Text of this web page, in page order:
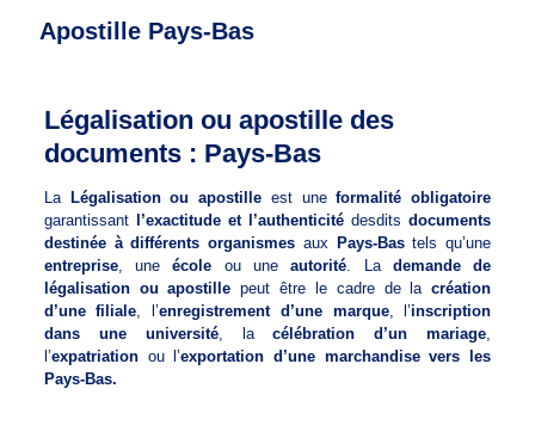
Apostille Pays-Bas
Légalisation ou apostille des
documents : Pays-Bas
La Légalisation ou apostille est uneformalité obligatoire
garantissant
l’exactitude et l’authenticité desditsdocuments
destinée à différents organismes aux Pays-Bastels qu’une
entreprise, uneécole ou uneautorité . La demande de
légalisation ou apostille peut être le cadre de lacréation
d’une filiale , l’enregistrement d’une marque, l’inscription
dans une université, lacélébration d’un mariage
l’expatriationou l’exportation d’une marchandise vers les
Pays-Bas.